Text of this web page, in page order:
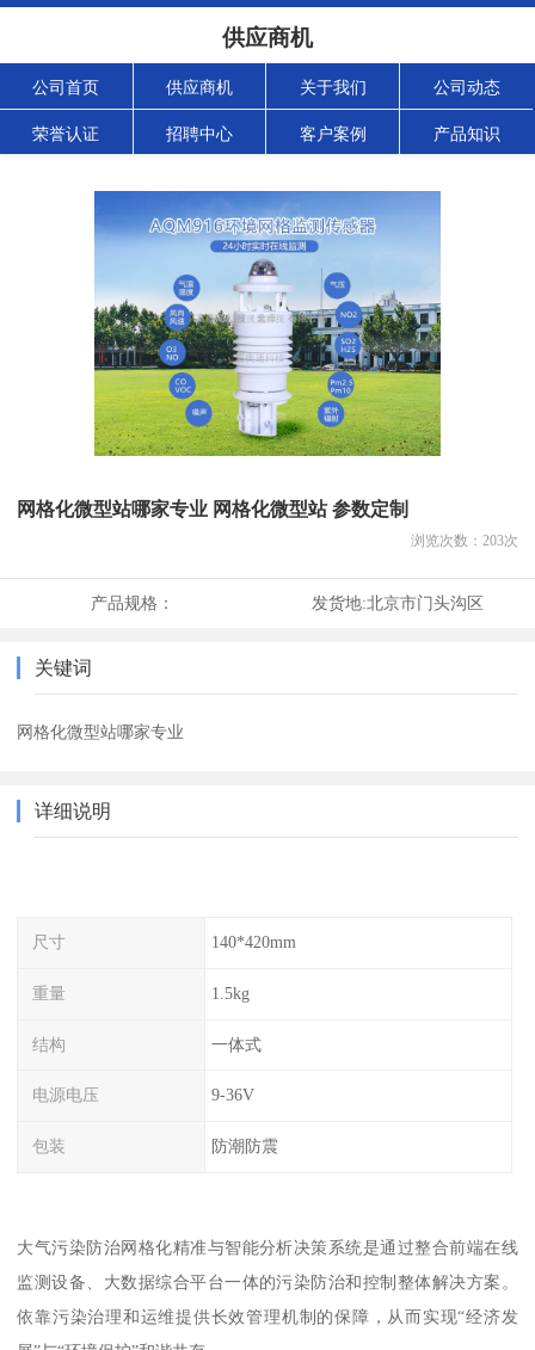
供应商机
公司首页 供应商机 关于我们 公司动态
荣誉认证 招聘中心 客户案例 产品知识
网格化微型站哪家专业 网格化微型站 参数定制
浏览次数： 203次
产品规格： 发货地:北京市门头沟区
关键词
网格化微型站哪家专业
详细说明
尺寸 140*420mm
重量 1.5kg
结构 一体式
电源电压 9-36V
包装 防潮防震
大气污染防治网格化精准与智能分析决策系统是通过整合前端在线
监测设备、大数据综合平台一体的污染防治和控制整体解决方案。
依靠污染治理和运维提供长效管理机制的保障，从而实现“经济发